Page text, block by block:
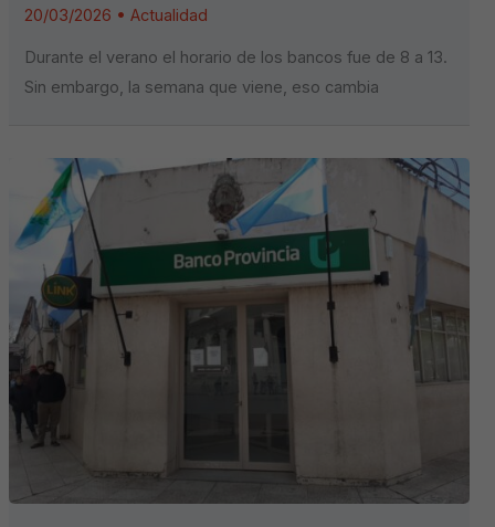
20/03/2026 •Actualidad
Durante el verano el horario de los bancos fue de 8 a 13.
Sin embargo, la semana que viene, eso cambia